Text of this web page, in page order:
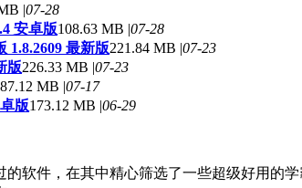
|07-28
安卓版108.63 MB |07-28
1.8.2609 最新版221.84 MB |07-23
版226.33 MB |07-23
MB |07-17
版173.12 MB |06-29
软件，在其中精心筛选了一些超级好用的